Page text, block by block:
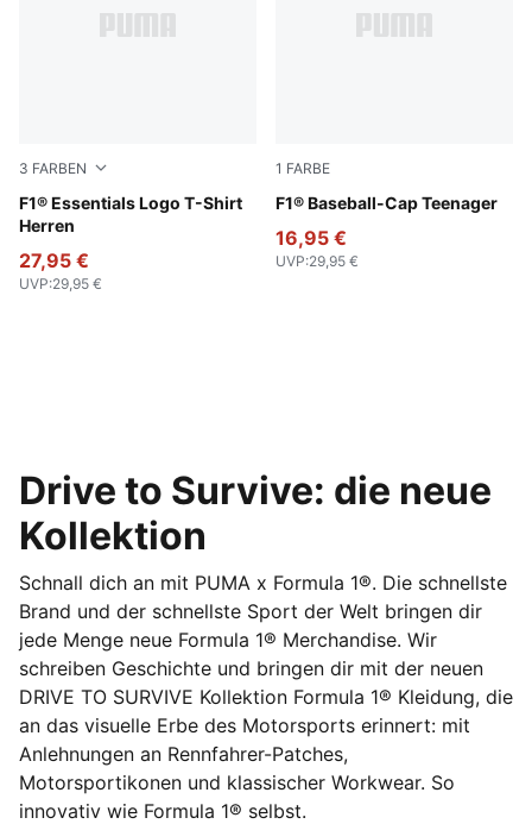
3 FARBEN
F1® Essentials Logo T-Shirt
Herren
Puma Black
27,95 €
UVP:29,95 €
1 FARBE
F1® Baseball-Cap Teenager
Puma Black
16,95 €
UVP:29,95 €
Drive to Survive: die neue
Kollektion
Schnall dich an mit PUMA x Formula 1®. Die schnellste
Brand und der schnellste Sport der Welt bringen dir
jede Menge neue Formula 1® Merchandise. Wir
schreiben Geschichte und bringen dir mit der neuen
DRIVE TO SURVIVE Kollektion Formula 1® Kleidung, die
an das visuelle Erbe des Motorsports erinnert: mit
Anlehnungen an Rennfahrer-Patches,
Motorsportikonen und klassischer Workwear. So
innovativ wie Formula 1® selbst.